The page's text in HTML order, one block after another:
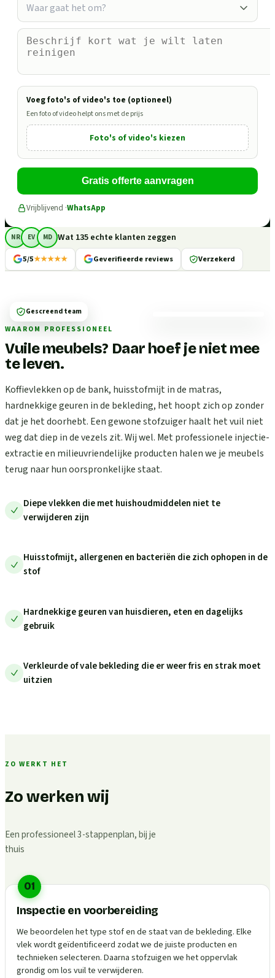
Waar gaat het om?
Voeg foto's of video's toe (optioneel)
Een foto of video helpt ons met de prijs
Foto's of video's kiezen
Gratis offerte aanvragen
Vrijblijvend ·WhatsApp
NR EV MD Wat 135 echte klanten zeggen
5/5★★★★★ Geverifieerde reviews Verzekerd
WAAROM PROFESSIONEEL
Vuile meubels? Daar hoef je niet mee
te leven.
Koffievlekken op de bank, huisstofmijt in de matras,
hardnekkige geuren in de bekleding, het hoopt zich op zonder
dat je het doorhebt. Een gewone stofzuiger haalt het vuil niet
weg dat diep in de vezels zit. Wij wel. Met professionele injectie-
extractie en milieuvriendelijke producten halen we je meubels
terug naar hun oorspronkelijke staat.
Diepe vlekken die met huishoudmiddelen niet te
verwijderen zijn
Huisstofmijt, allergenen en bacteriën die zich ophopen in de
stof
Hardnekkige geuren van huisdieren, eten en dagelijks
gebruik
Verkleurde of vale bekleding die er weer fris en strak moet
uitzien
Gescreend team
ZO WERKT HET
Zo werken wij
Een professioneel 3-stappenplan, bij je
thuis
01
Inspectie en voorbereiding
We beoordelen het type stof en de staat van de bekleding. Elke
vlek wordt geïdentificeerd zodat we de juiste producten en
technieken selecteren. Daarna stofzuigen we het oppervlak
grondig om los vuil te verwijderen.